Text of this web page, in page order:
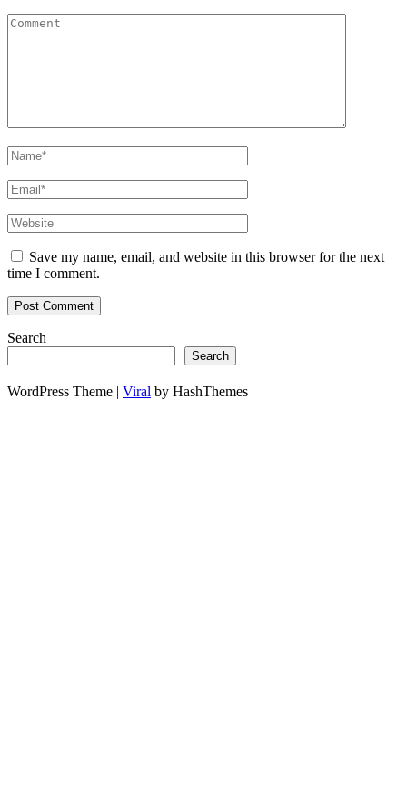
Save my name, email, and website in this browser for the next
time I comment.
Search
Search
WordPress Theme | Viral by HashThemes